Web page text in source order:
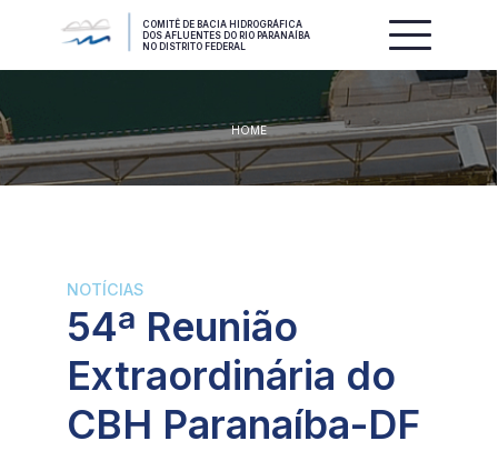
COMITÊ DE BACIA HIDROGRÁFICA
DOS AFLUENTES DO RIO PARANAÍBA
NO DISTRITO FEDERAL
HOME
NOTÍCIAS
54ª Reunião
Extraordinária do
CBH Paranaíba-DF